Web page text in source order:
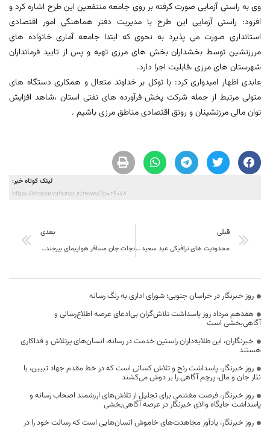
وی به راستی آزمایی صورت گرفته بر روی جامعه منتفعین این طرح اشاره کرد و
افزود: راستی آزمایی این طرح با مدیریت دفتر هماهنگی امور اقتصادی
استانداری صورت می پذیرد به نحوی که ابتدا جامعه آماری خانواده های
مررزنشین توسط بخشداران بخش های مرزی تهیه و پس از تایید فرمانداران
شهرستان های مرزی ،قابلیت اجرا دارد.
عابدی اظهار امیدواری کرد: با توکل بر خداوند متعال و همکاری دستگاه های
متولی مرتبط از جمله شرکت پخش فرآورده های نفتی استان ،شاهد افزایش
توان مالی مرزنشینان و رونق اقتصادی مناطق مرزی باشیم .
لینک کوتاه خبر:
https://khabarvahonar.ir/news/?p=26078
قبلی
محدودیت های ترافیکی عید سعید فطر در شهرستان بیرجند اعلام شد
بعدی
نجات جان مسافر هواپیمای بیرجند _ تهران
روز خبرنگار در خراسان جنوبی؛ شورای اداری به رنگ رسانه
هفدهم مرداد روز پاسداشت تلاش‌گران بی‌ادعای عرصه اطلاع‌رسانی و
آگاهی‌بخشی است
خبرنگاران، این طلایه‌داران راستین خدمت در رسانه، انسان‌های پرتلاش و فداکاری
هستند
روز خبرنگار، پاسداشت رنج و تلاش کسانی است که در خط مقدم جهاد تبیین، با
نثار جان و مال، پرچم آگاهی را بر دوش می‌کشند
روز خبرنگار، فرصت مغتنمی برای تجلیل از تلاش‌های ارزشمند اصحاب رسانه و
پاسداشت جایگاه والای خبرنگار در عرصه آگاهی‌بخشی
روز خبرنگار، یادآور مجاهدت‌های خاموش انسان‌هایی است که رسالت خود را در